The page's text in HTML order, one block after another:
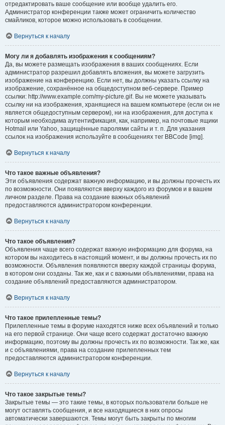
отредактировать ваше сообщение или вообще удалить его.
Администратор конференции также может ограничить количество
смайликов, которое можно использовать в сообщении.
Вернуться к началу
Могу ли я добавлять изображения к сообщениям?
Да, вы можете размещать изображения в ваших сообщениях. Если
администратор разрешил добавлять вложения, вы можете загрузить
изображение на конференцию. Если нет, вы должны указать ссылку на
изображение, сохранённое на общедоступном веб-сервере. Пример
ссылки: http://www.example.com/my-picture.gif. Вы не можете указывать
ссылку ни на изображения, хранящиеся на вашем компьютере (если он не
является общедоступным сервером), ни на изображения, для доступа к
которым необходима аутентификация, как, например, на почтовые ящики
Hotmail или Yahoo, защищённые паролями сайты и т. п. Для указания
ссылок на изображения используйте в сообщениях тег BBCode [img].
Вернуться к началу
Что такое важные объявления?
Эти объявления содержат важную информацию, и вы должны прочесть их
по возможности. Они появляются вверху каждого из форумов и в вашем
личном разделе. Права на создание важных объявлений
предоставляются администратором конференции.
Вернуться к началу
Что такое объявления?
Объявления чаще всего содержат важную информацию для форума, на
котором вы находитесь в настоящий момент, и вы должны прочесть их по
возможности. Объявления появляются вверху каждой страницы форума,
в котором они созданы. Так же, как и с важными объявлениями, права на
создание объявлений предоставляются администратором.
Вернуться к началу
Что такое прилепленные темы?
Прилепленные темы в форуме находятся ниже всех объявлений и только
на его первой странице. Они чаще всего содержат достаточно важную
информацию, поэтому вы должны прочесть их по возможности. Так же, как
и с объявлениями, права на создание прилепленных тем
предоставляются администратором конференции.
Вернуться к началу
Что такое закрытые темы?
Закрытые темы — это такие темы, в которых пользователи больше не
могут оставлять сообщения, и все находящиеся в них опросы
автоматически завершаются. Темы могут быть закрыты по многим